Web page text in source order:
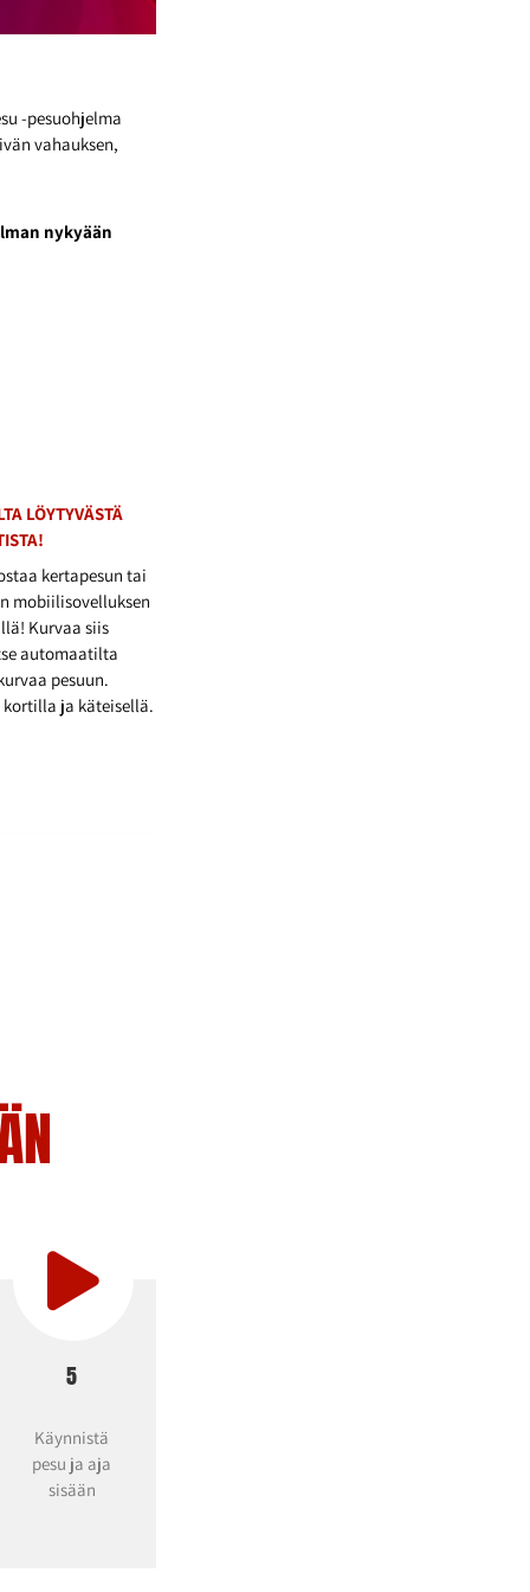
-pesuohjelma
vahauksen,
nykyään
LÖYTYVÄSTÄ
kertapesun tai
mobiilisovelluksen
Kurvaa siis
automaatilta
pesuun.
ja käteisellä.
5
Käynnistä
pesu ja aja
sisään